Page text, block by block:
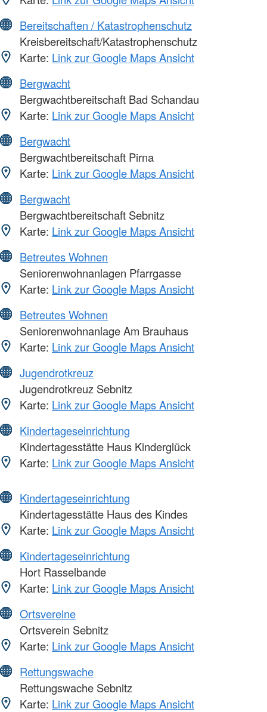
Bereitschaften / Katastrophenschutz
Kreisbereitschaft/Katastrophenschutz
Karte: Link zur Google Maps Ansicht
Bergwacht
Bergwachtbereitschaft Bad Schandau
Karte: Link zur Google Maps Ansicht
Bergwacht
Bergwachtbereitschaft Pirna
Karte: Link zur Google Maps Ansicht
Bergwacht
Bergwachtbereitschaft Sebnitz
Karte: Link zur Google Maps Ansicht
Betreutes Wohnen
Seniorenwohnanlagen Pfarrgasse
Karte: Link zur Google Maps Ansicht
Betreutes Wohnen
Seniorenwohnanlage Am Brauhaus
Karte: Link zur Google Maps Ansicht
Jugendrotkreuz
Jugendrotkreuz Sebnitz
Karte: Link zur Google Maps Ansicht
Kindertageseinrichtung
Kindertagesstätte Haus Kinderglück
Karte: Link zur Google Maps Ansicht
Kindertageseinrichtung
Kindertagesstätte Haus des Kindes
Karte: Link zur Google Maps Ansicht
Kindertageseinrichtung
Hort Rasselbande
Karte: Link zur Google Maps Ansicht
Ortsvereine
Ortsverein Sebnitz
Karte: Link zur Google Maps Ansicht
Rettungswache
Rettungswache Sebnitz
Karte: Link zur Google Maps Ansicht